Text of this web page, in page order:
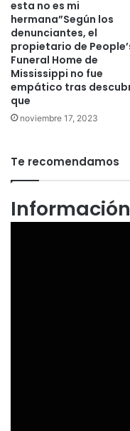
esta no es mi
hermana”Según los
denunciantes, el
propietario de
Funeral Home de
Mississippi no fue
empático tras
que
noviembre 17, 2023
Te recomendamos